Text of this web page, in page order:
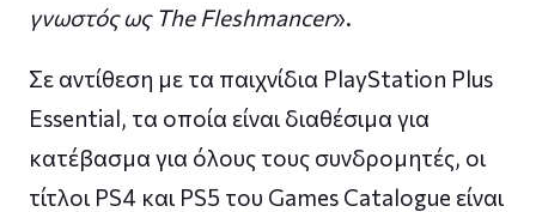
γνωστός ως The Fleshmancer».
Σε αντίθεση με τα παιχνίδια PlayStation Plus
Essential, τα οποία είναι διαθέσιμα για
κατέβασμα για όλους τους συνδρομητές, οι
τίτλοι PS4 και PS5 του Games Catalogue είναι